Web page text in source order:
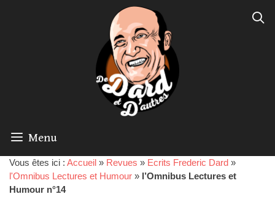
Menu
Vous êtes ici : Accueil » Revues » Ecrits Frederic Dard »
l'Omnibus Lectures et Humour » l’Omnibus Lectures et
Humour n°14